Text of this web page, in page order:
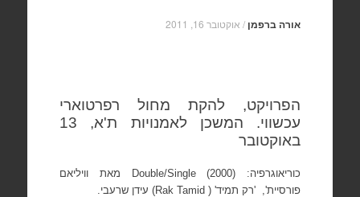
אורה ברפמן / אוקטובר 16, 2011
הפרויקט, להקת מחול רפרטוארי
עכשווי. המשכן לאמנויות ת'א, 13
באוקטובר
כוריאוגרפיה: Double/Single (2000)
מאת וויליאם
פורסיית', 'רק תמיד' ( Rak Tamid) עידן שרעבי.